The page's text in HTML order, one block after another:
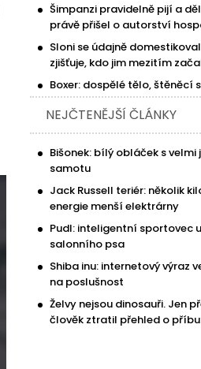
Šimpanzi pravidelně pijí a
právě přišel o autorství
Sloni se údajně
zjišťuje, kdo jim mezitím
Boxer: dospělé tělo, štěněcí
NEJČTENĚJŠÍ ČLÁNKY
Bišonek: bílý obláček s
samotu
Jack Russell teriér: několik
energie menší elektrárny
Pudl: inteligentní sportovec
salonního psa
Shiba inu: internetový výraz
na poslušnost
Želvy nejsou dinosauři. Jen
člověk ztratil přehled o